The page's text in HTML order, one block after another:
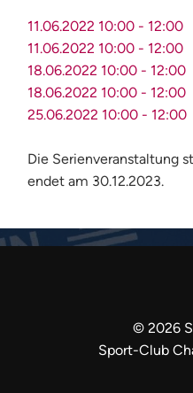
11.06.2022 10:00 - 12:00
11.06.2022 10:00 - 12:00
18.06.2022 10:00 - 12:00
18.06.2022 10:00 - 12:00
25.06.2022 10:00 - 12:00
Die Serienveranstaltung
endet am 30.12.2023.
© 2026
Sport-Club